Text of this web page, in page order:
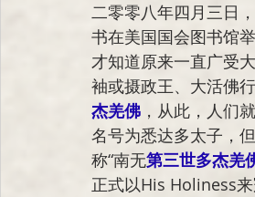
二零零八年四月三日
书在美国国会图书馆
才知道原来一直广受
袖或摄政王、大活佛
杰羌佛 ，从此，人们
名号为悉达多太子，
称“南无第三世多杰羌
正式以His Holiness